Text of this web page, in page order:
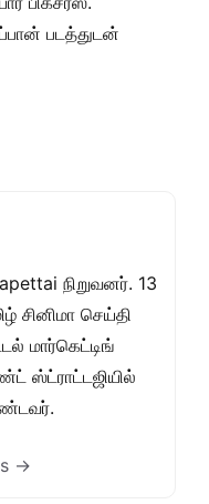
படத்துடன்
நிறுவனர். 13
சினிமா செய்தி
மார்கெட்டிங்
ஸ்ட்ராட்டஜியில்
→